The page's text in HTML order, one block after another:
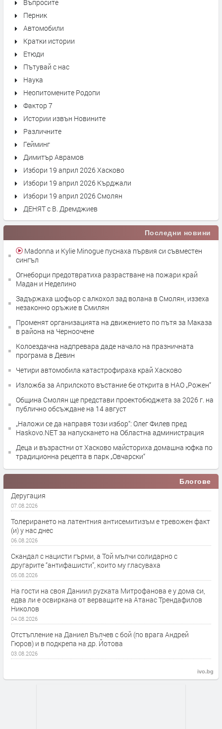
Въпросите
Перник
Автомобили
Кратки истории
Етюди
Пътувай с нас
Наука
Неопитомените Родопи
Фактор 7
Истории извън Новините
Различните
Гейминг
Димитър Аврамов
Избори 19 април 2026 Хасково
Избори 19 април 2026 Кърджали
Избори 19 април 2026 Смолян
ДЕНЯТ с В. Дремджиев
Последни новини
сингъл
Огнеборци предотвратиха разрастване на пожари край
Мадан и Неделино
Задържаха шофьор с алкохол зад волана в Смолян, иззеха
незаконно оръжие в Смилян
Променят организацията на движението по пътя за Маказа
в района на Черноочене
Колоездачна надпревара даде начало на празничната
програма в Девин
Четири автомобила катастрофираха край Хасково
Изложба за Априлското въстание бе открита в НАО „Рожен“
Община Смолян ще представи проектобюджета за 2026 г. на
публично обсъждане на 14 август
„Наложи се да направя този избор“: Олег Филев пред
Haskovo.NET за напускането на Областна администрация
Деца и възрастни от Хасково майсториха домашна юфка по
традиционна рецепта в парк „Овчарски“
Блогове
Деругация
07.08.2026
Толерирането на латентния антисемитизъм е тревожен факт
(и) у нас днес
06.08.2026
Скандал с нацисти гърми, а Той мълчи солидарно с
другарите “антифашисти”, които му гласуваха
05.08.2026
На гости на своя Даниил руzката Митрофанова е у дома си,
едва ли е освиркана от верващите на Атанас Трендафилов
Николов
04.08.2026
Отстъпление на Даниел Вълчев с бой (по врага Андрей
Гюров) и в подкрепа на др. Йотова
03.08.2026
ivo.bg